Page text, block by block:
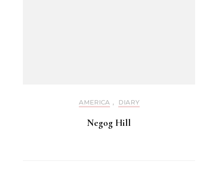
AMERICA , DIARY
Negog Hill